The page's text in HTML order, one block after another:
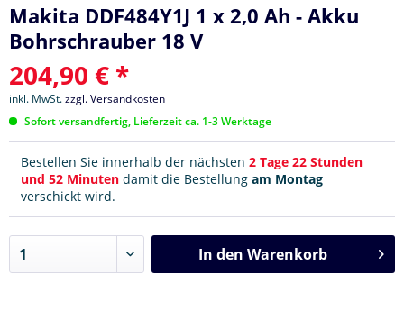
Makita DDF484Y1J 1 x 2,0 Ah - Akku
Bohrschrauber 18 V
204,90 € *
inkl. MwSt.zzgl. Versandkosten
Sofort versandfertig, Lieferzeit ca. 1-3 Werktage
Bestellen Sie innerhalb der nächsten 2 Tage 22 Stunden
und 52 Minuten damit die Bestellung am Montag
verschickt wird.
In den Warenkorb